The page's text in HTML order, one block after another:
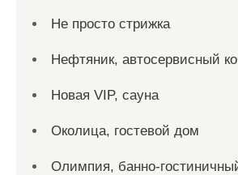
Не просто стрижка
Нефтяник, автосервисный
Новая VIP, сауна
Околица, гостевой дом
Олимпия, банно-